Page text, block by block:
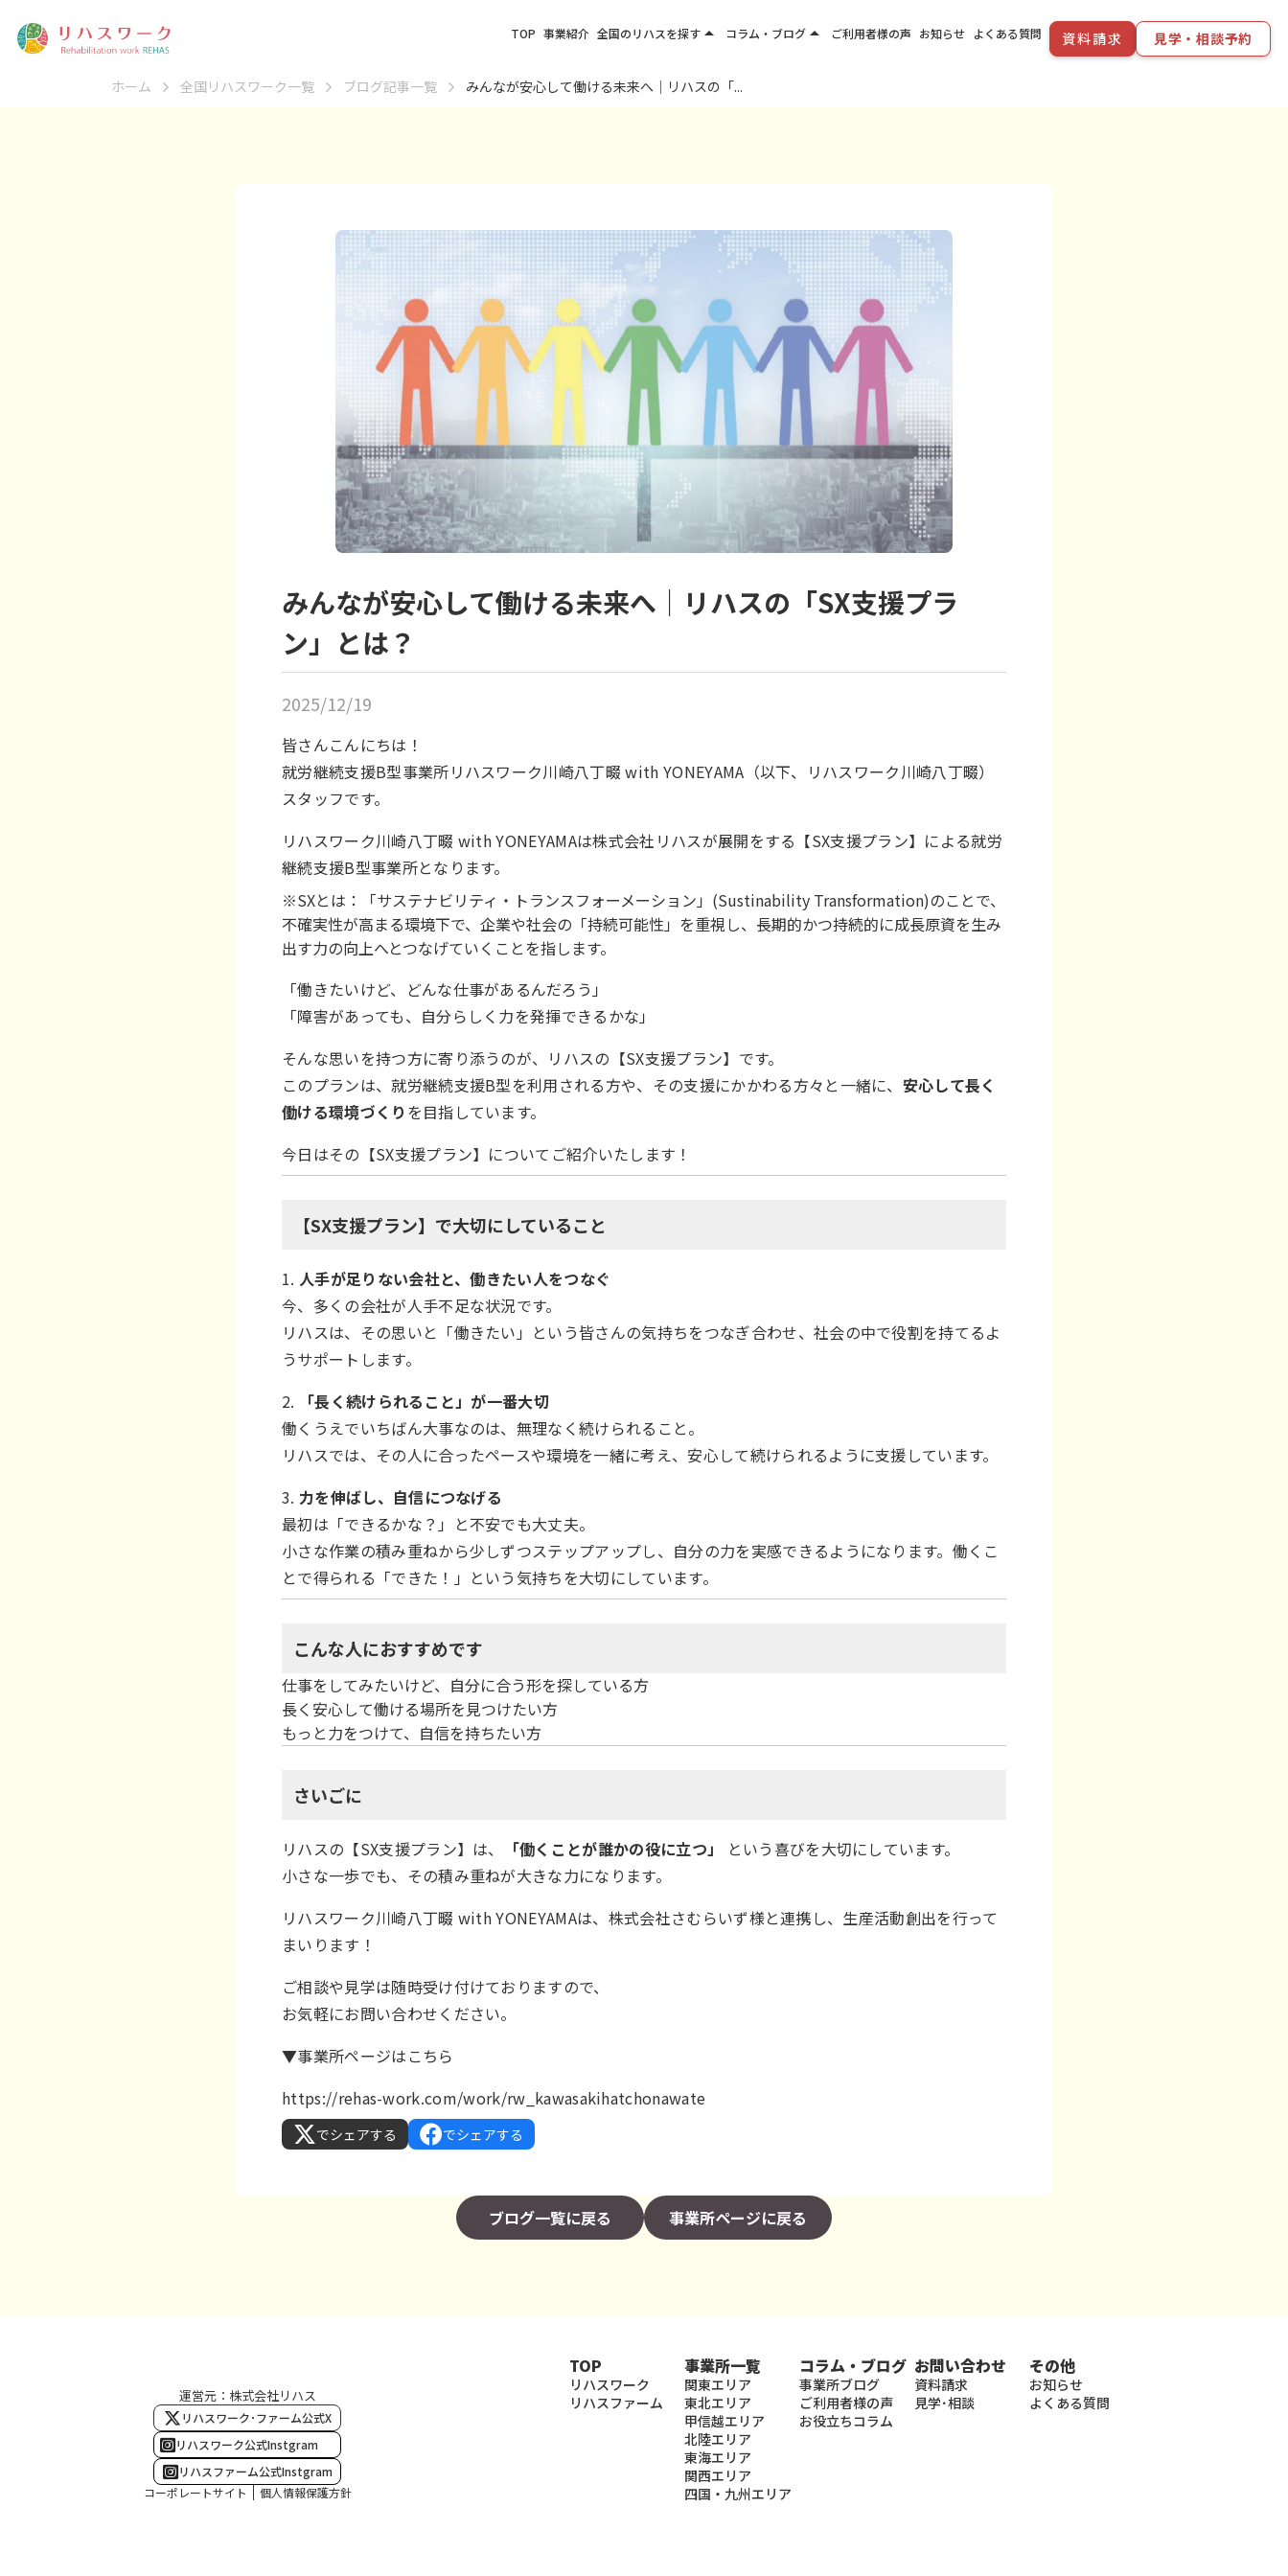
ホーム 全国リハスワーク一覧 ブログ記事一覧 みんなが安心して働ける未来へ｜リハスの「...
みんなが安心して働ける未来へ｜リハスの「SX支援プラ
ン」とは？
2025/12/19
皆さんこんにちは！
就労継続支援B型事業所リハスワーク川崎八丁畷 with YONEYAMA（以下、リハスワーク川崎八丁畷）
スタッフです。
リハスワーク川崎八丁畷 with YONEYAMAは株式会社リハスが展開をする【SX支援プラン】による就労
継続支援B型事業所となります。
※SXとは：「サステナビリティ・トランスフォーメーション」(Sustinability Transformation)のことで、
不確実性が高まる環境下で、企業や社会の「持続可能性」を重視し、長期的かつ持続的に成長原資を生み
出す力の向上へとつなげていくことを指します。
「働きたいけど、どんな仕事があるんだろう」
「障害があっても、自分らしく力を発揮できるかな」
そんな思いを持つ方に寄り添うのが、リハスの【SX支援プラン】です。
このプランは、就労継続支援B型を利用される方や、その支援にかかわる方々と一緒に、 安心して長く
働ける環境づくり を目指しています。
今日はその【SX支援プラン】についてご紹介いたします！
【SX支援プラン】で大切にしていること
1. 人手が足りない会社と、働きたい人をつなぐ
今、多くの会社が人手不足な状況です。
リハスは、その思いと「働きたい」という皆さんの気持ちをつなぎ合わせ、社会の中で役割を持てるよ
うサポートします。
2.
「長く続けられること」が一番大切
働くうえでいちばん大事なのは、無理なく続けられること。
リハスでは、その人に合ったペースや環境を一緒に考え、安心して続けられるように支援しています。
3. 力を伸ばし、自信につなげる
最初は「できるかな？」と不安でも大丈夫。
小さな作業の積み重ねから少しずつステップアップし、自分の力を実感できるようになります。働くこ
とで得られる「できた！」という気持ちを大切にしています。
こんな人におすすめです
仕事をしてみたいけど、自分に合う形を探している方
長く安心して働ける場所を見つけたい方
もっと力をつけて、自信を持ちたい方
さいごに
リハスの【SX支援プラン】は、 「働くことが誰かの役に立つ」
という喜びを大切にしています。
小さな一歩でも、その積み重ねが大きな力になります。
リハスワーク川崎八丁畷 with YONEYAMAは、株式会社さむらいず様と連携し、生産活動創出を行って
まいります！
ご相談や見学は随時受け付けておりますので、
お気軽にお問い合わせください。
▼事業所ページはこちら
https://rehas-work.com/work/rw_kawasakihatchonawate
でシェアする でシェアする
ブログ一覧に戻る 事業所ページに戻る
TOP 事業紹介 全国のリハスを探すarrow_drop_up
東北エリア
四国・九州エリア
コラム・ブログarrow_drop_up
事業所ブログ
ご利用者様の声 お知らせ よくある質問 資料請求 見学・相談予約
運営元：株式会社リハス
リハスワーク･ファーム公式X
リハスワーク公式Instgram
リハスファーム公式Instgram
コーポレートサイト
個人情報保護方針
TOP
リハスワーク
リハスファーム
事業所一覧
関東エリア
東北エリア
甲信越エリア
北陸エリア
東海エリア
関西エリア
四国・九州エリア
コラム・ブログ
事業所ブログ
ご利用者様の声
お役立ちコラム
お問い合わせ
資料請求
見学･相談
その他
お知らせ
よくある質問